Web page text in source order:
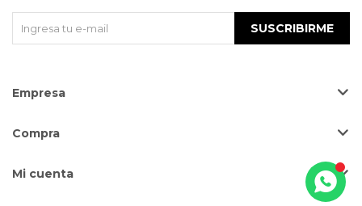
Empresa
Compra
Mi cuenta
SUSCRIBIRME